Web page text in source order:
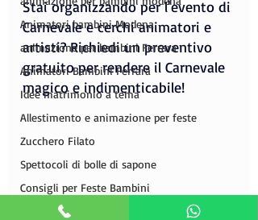
Animatori bambini Modena
animazione per bambini Ferrara
Animatori Bambini Ferrara
Idee matrimonio a tema
Allestimento e animazione per feste
Zucchero Filato
Spettocoli di bolle di sapone
Consigli per Feste Bambini
Animazione Per Feste Di Compleanni
Stai organizzando per l'evento di
Carnevale e cerchi animatori e
artisti? Richiedi un preventivo
gratuito per rendere il Carnevale
magico e indimenticabile!